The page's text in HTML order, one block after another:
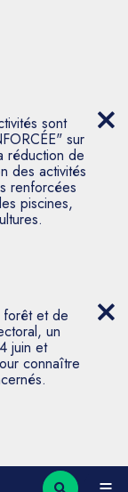
sont
sur
réduction de
des activités
renforcées
piscines,
et de
un
juin et
connaître